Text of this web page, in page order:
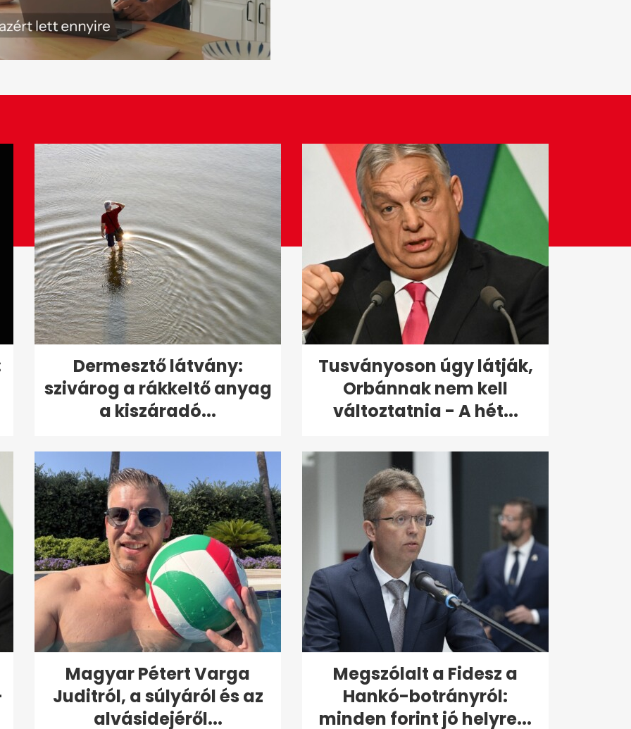
Dermesztő látvány:
szivárog a rákkeltő anyag
a kiszáradó...
Tusványoson úgy látják,
Orbánnak nem kell
változtatnia - A hét...
Magyar Pétert Varga
Juditról, a súlyáról és az
alvásidejéről...
Megszólalt a Fidesz a
Hankó-botrányról:
minden forint jó helyre...